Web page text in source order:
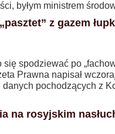
byłym ministrem
z gazem
się spodziewać po
Prawna napisał
danych pochodzących z
na rosyjskim